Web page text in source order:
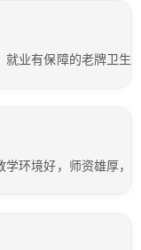
就业有保障的老牌卫生
环境好，师资雄厚，